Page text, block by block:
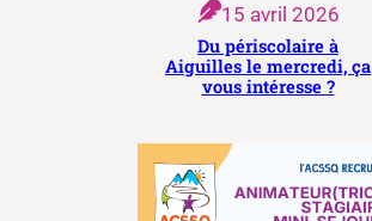
15 avril 2026
Du périscolaire à
Aiguilles le mercredi, ça
vous intéresse ?